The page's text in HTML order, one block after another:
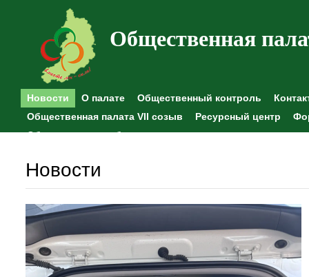
Общественная
Новости О палате Общественный контроль
Общественная палата VII созыв
Ресурсный центр
Общественные наблюдения
Новости